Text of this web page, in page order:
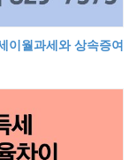
이월과세와 상속증여